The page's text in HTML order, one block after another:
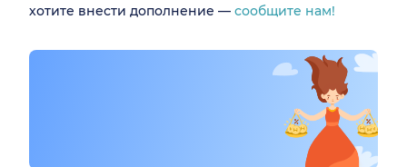
хотите внести дополнение — сообщите нам!